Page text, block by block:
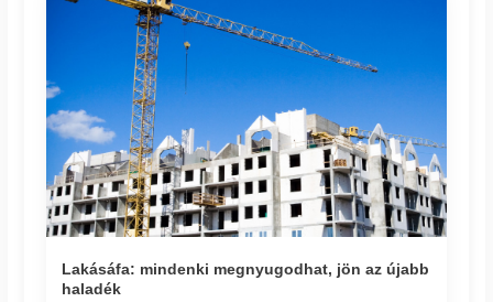
Lakásáfa: mindenki megnyugodhat, jön az újabb
haladék